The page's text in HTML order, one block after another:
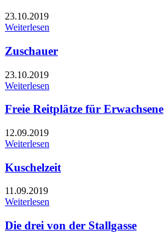
23.10.2019
Weiterlesen
Zuschauer
23.10.2019
Weiterlesen
Freie Reitplätze für Erwachsene
12.09.2019
Weiterlesen
Kuschelzeit
11.09.2019
Weiterlesen
Die drei von der Stallgasse